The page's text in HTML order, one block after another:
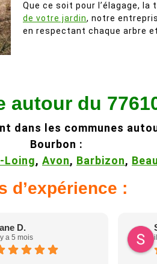
Que ce soit pour l’élagage, la
de votre jardin, notre
en respectant chaque arbre
autour du
dans les communes
Bourbon :
Loing, Avon, Barbizon,
d’expérience :
D.
a 5 mois